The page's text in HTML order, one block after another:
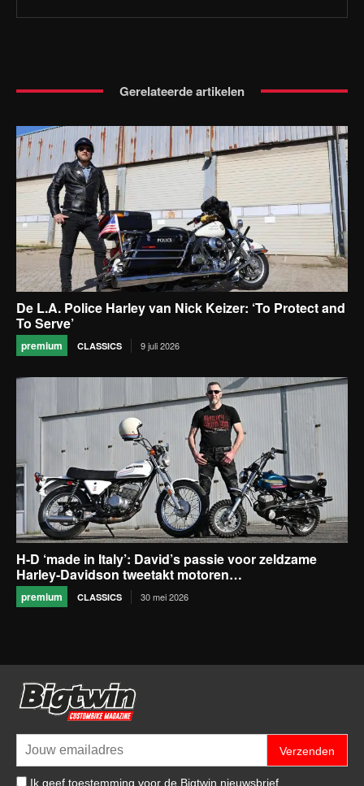
Gerelateerde artikelen
De L.A. Police Harley van Nick Keizer: ‘To Protect and
To Serve’
premium CLASSICS 9 juli 2026
H-D ‘made in Italy’: David’s passie voor zeldzame
Harley-Davidson tweetakt motoren…
premium CLASSICS 30 mei 2026
Verzenden
Ik geef toestemming voor de Bigtwin nieuwsbrief.